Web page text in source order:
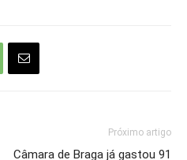
Próximo artigo
Câmara de Braga já gastou 91